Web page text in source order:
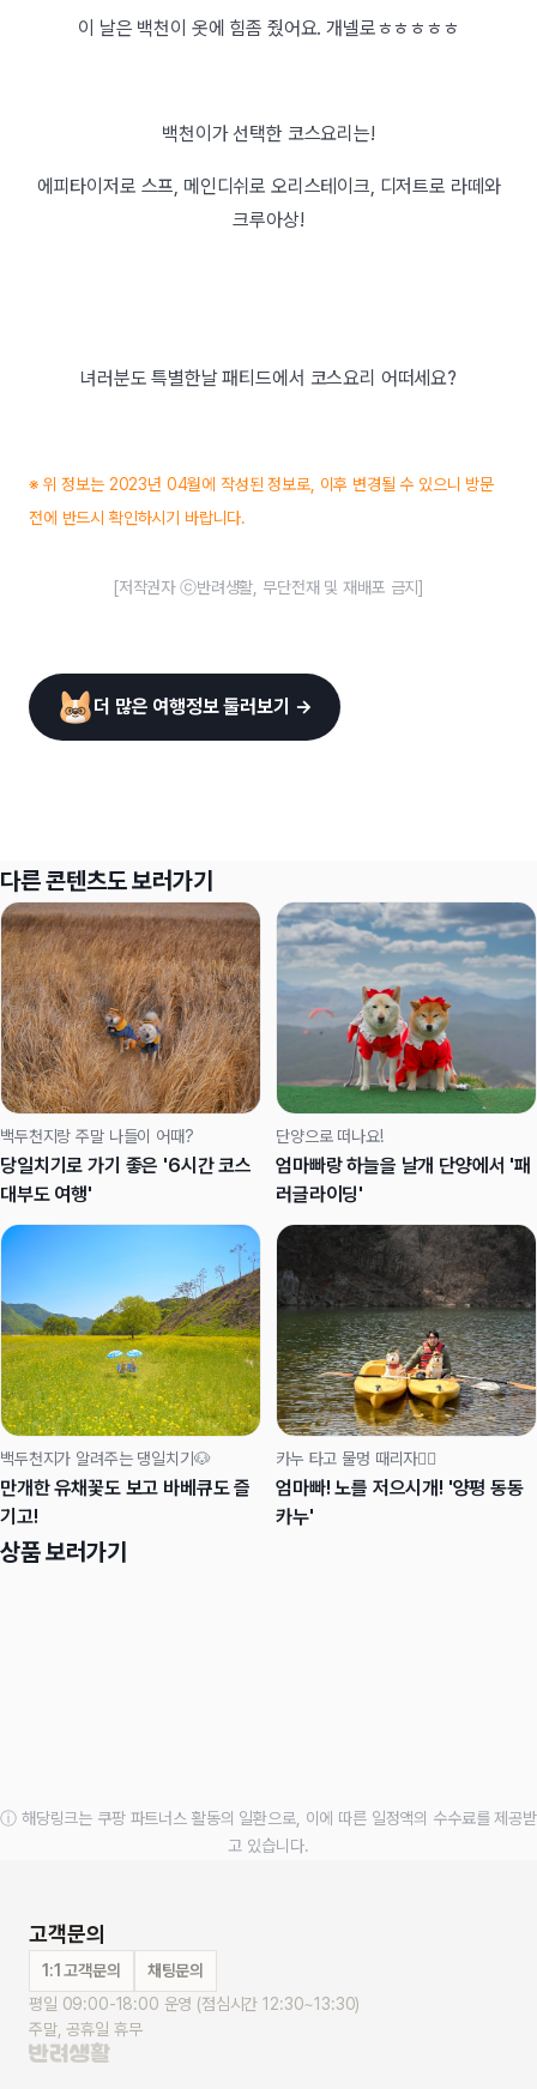
이 날은 백천이 옷에 힘좀 줬어요. 개넬로ㅎㅎㅎㅎㅎ
백천이가 선택한 코스요리는!
에피타이저로 스프, 메인디쉬로 오리스테이크, 디저트로 라떼와
크루아상!
녀러분도 특별한날 패티드에서 코스요리 어떠세요?
※ 위 정보는 2023년 04월에 작성된 정보로, 이후 변경될 수 있으니 방문
전에 반드시 확인하시기 바랍니다.
[저작권자 ⓒ반려생활, 무단전재 및 재배포 금지]
더 많은 여행정보 둘러보기 →
다른 콘텐츠도 보러가기
백두천지랑 주말 나들이 어때?
당일치기로 가기 좋은 '6시간 코스
대부도 여행'
단양으로 떠나요!
엄마빠랑 하늘을 날개 단양에서 '패
러글라이딩'
백두천지가 알려주는 댕일치기🐶
만개한 유채꽃도 보고 바베큐도 즐
기고!
카누 타고 물멍 때리자🚣‍♀️
엄마빠! 노를 저으시개! '양평 동동
카누'
상품 보러가기
ⓘ 해당링크는 쿠팡 파트너스 활동의 일환으로, 이에 따른 일정액의 수수료를 제공받
고 있습니다.
고객문의
1:1 고객문의
채팅문의
평일 09:00-18:00 운영 (점심시간 12:30~13:30)
주말, 공휴일 휴무